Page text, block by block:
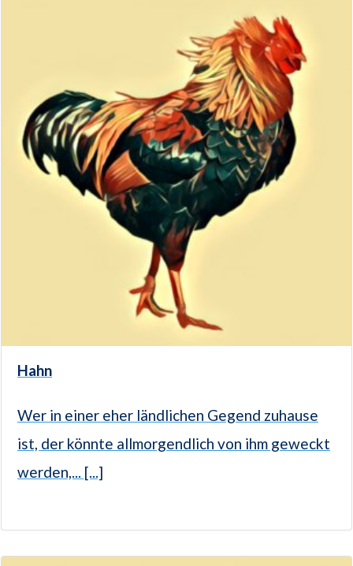
Hahn
Wer in einer eher ländlichen Gegend zuhause
ist, der könnte allmorgendlich von ihm geweckt
werden,... [...]